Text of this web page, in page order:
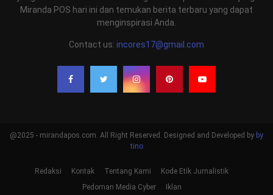
Miranda POS hari ini dan temukan berita terbaru yang dapat
menginspirasi Anda.
Contact us: incores17@gmail.com
@2025 - mirandapos.com. All Right Reserved. Designed and Developed by by
tino
Redaksi Kontak Tentang Kami
Kode Etik Jurnalistik
Pedoman Media Cyber
Iklan